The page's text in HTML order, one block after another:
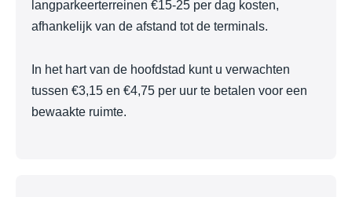
langparkeerterreinen €15-25 per dag kosten,
afhankelijk van de afstand tot de terminals.
In het hart van de hoofdstad kunt u verwachten
tussen €3,15 en €4,75 per uur te betalen voor een
bewaakte ruimte.